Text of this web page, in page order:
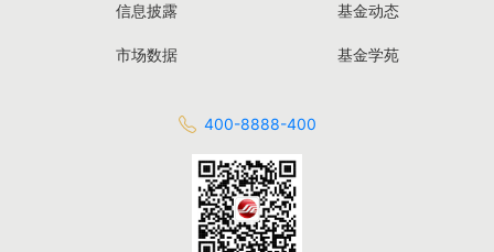
信息披露
市场数据
基金动态
基金学苑
400-8888-400